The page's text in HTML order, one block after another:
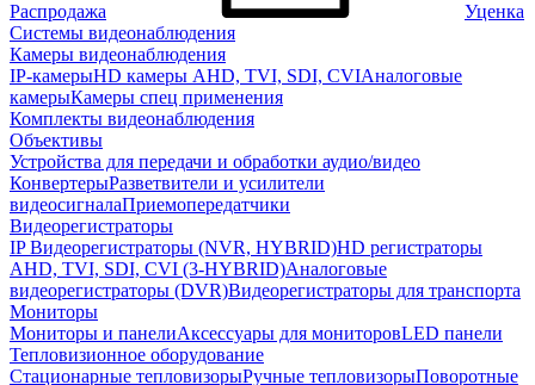
Распродажа
Уценка
Системы видеонаблюдения
Камеры видеонаблюдения
IP-камерыHD камеры AHD, TVI, SDI, CVIАналоговые
камерыКамеры спец применения
Комплекты видеонаблюдения
Объективы
Устройства для передачи и обработки аудио/видео
КонвертерыРазветвители и усилители
видеосигналаПриемопередатчики
Видеорегистраторы
IP Видеорегистраторы (NVR, HYBRID)HD регистраторы
AHD, TVI, SDI, CVI (3-HYBRID)Аналоговые
видеорегистраторы (DVR)Видеорегистраторы для транспорта
Мониторы
Мониторы и панелиАксессуары для мониторовLED панели
Тепловизионное оборудование
Стационарные тепловизорыРучные тепловизорыПоворотные